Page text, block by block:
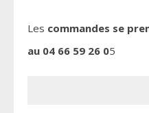
Les commandes se
au 04 66 59 26 05